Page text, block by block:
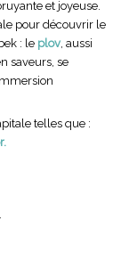
et joyeuse.
pour découvrir le
: le plov, aussi
saveurs, se
telles que :